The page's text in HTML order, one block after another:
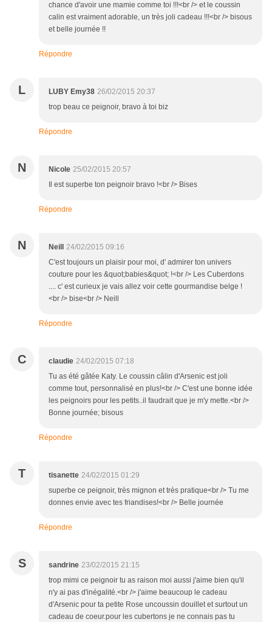
chance d'avoir une mamie comme toi !!!<br /> et le coussin
calin est vraiment adorable, un très joli cadeau !!!<br /> bisous
et belle journée !!
Répondre
L LUBY Emy38 26/02/2015 20:37
trop beau ce peignoir, bravo à toi biz
Répondre
N Nicole 25/02/2015 20:57
Il est superbe ton peignoir bravo !<br /> Bises
Répondre
N Neill
24/02/2015 09:16
C'est toujours un plaisir pour moi, d' admirer ton univers
couture pour les &quot;babies&quot; !<br /> Les Cuberdons
.... c' est curieux je vais allez voir cette gourmandise belge !
<br /> bise<br /> Neill
Répondre
C claudie 24/02/2015 07:18
Tu as été gâtée Katy. Le coussin câlin d'Arsenic est joli
comme tout, personnalisé en plus!<br /> C'est une bonne idée
les peignoirs pour les petits..il faudrait que je m'y mette.<br />
Bonne journée; bisous
Répondre
T tisanette 24/02/2015 01:29
superbe ce peignoir, très mignon et très pratique<br /> Tu me
donnes envie avec tes friandises!<br /> Belle journée
Répondre
S sandrine 23/02/2015 21:15
trop mimi ce peignoir tu as raison moi aussi j'aime bien qu'il
n'y ai pas d'inégalité.<br /> j'aime beaucoup le cadeau
d'Arsenic pour ta petite Rose uncoussin douillet et surtout un
cadeau de coeur.pour les cubertons je ne connais pas tu